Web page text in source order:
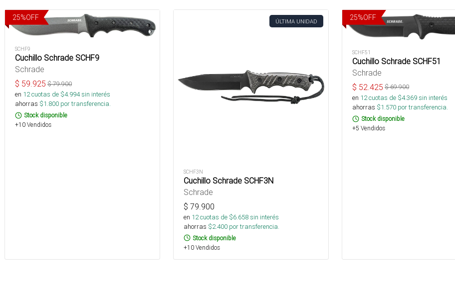
25%OFF
SCHF9
Cuchillo Schrade SCHF9
Schrade
$ 59.925 $79.900
en 12cuotas de $4.994sin interés
ahorras $1.800 por transferencia.
Stock disponible
+10 Vendidos
ÚLTIMA UNIDAD
SCHF3N
Cuchillo Schrade SCHF3N
Schrade
$ 79.900
en 12cuotas de $6.658sin interés
ahorras $2.400 por transferencia.
Stock disponible
+10 Vendidos
25%OFF
SCHF51
Cuchillo Schrade SCHF51
Schrade
$ 52.425 $69.900
en 12cuotas de $4.369sin interés
ahorras $1.570 por transferencia.
Stock disponible
+5 Vendidos